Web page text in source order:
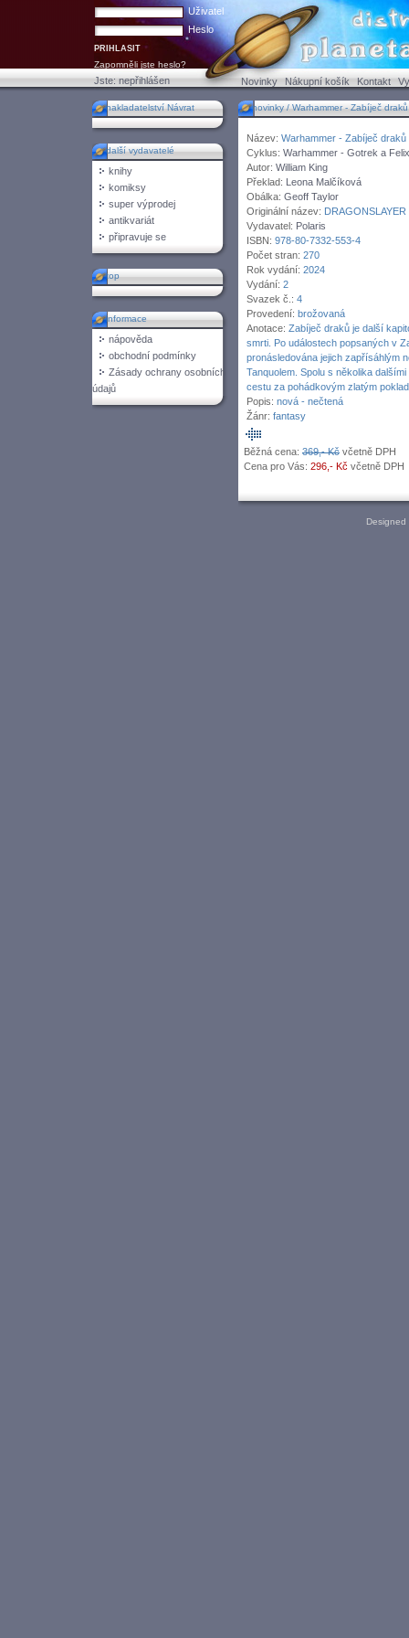
Uživatel
Heslo
Zapomněli jste heslo?
Jste:nepřihlášen Novinky Nákupní košík Kontakt
nakladatelství Návrat
další vydavatelé
knihy
komiksy
super výprodej
antikvariát
připravuje se
top
informace
nápověda
obchodní podmínky
Zásady ochrany osobních
údajů
novinky / Warhammer - Zabíječ draků
Název: Warhammer - Zabíječ draků
Cyklus: Warhammer - Gotrek a Felix
Autor: William King
Překlad: Leona Malčíková
Obálka: Geoff Taylor
Originální název: DRAGONSLAYER
Vydavatel: Polaris
ISBN: 978-80-7332-553-4
Počet stran: 270
Rok vydání: 2024
Vydání: 2
Svazek č.: 4
Provedení: brožovaná
Anotace: Zabíječ draků je další
smrti. Po událostech popsaných v
pronásledována jejich zapřísáhlým
Tanquolem. Spolu s několika
cestu za pohádkovým zlatým
Popis: nová - nečtená
Žánr: fantasy
Běžná cena: 369,- Kč včetně DPH
Cena pro Vás: 296,- Kč včetně DPH